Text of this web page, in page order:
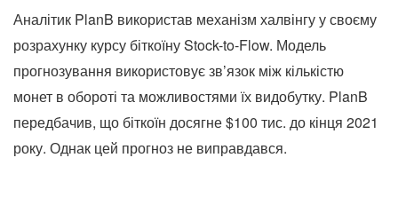
Аналітик PlanB використав механізм халвінгу у своєму
розрахунку курсу біткоїну Stock-to-Flow. Модель
прогнозування використовує зв’язок між кількістю
монет в обороті та можливостями їх видобутку. PlanB
передбачив, що біткоїн досягне $100 тис. до кінця 2021
року. Однак цей прогноз не виправдався.